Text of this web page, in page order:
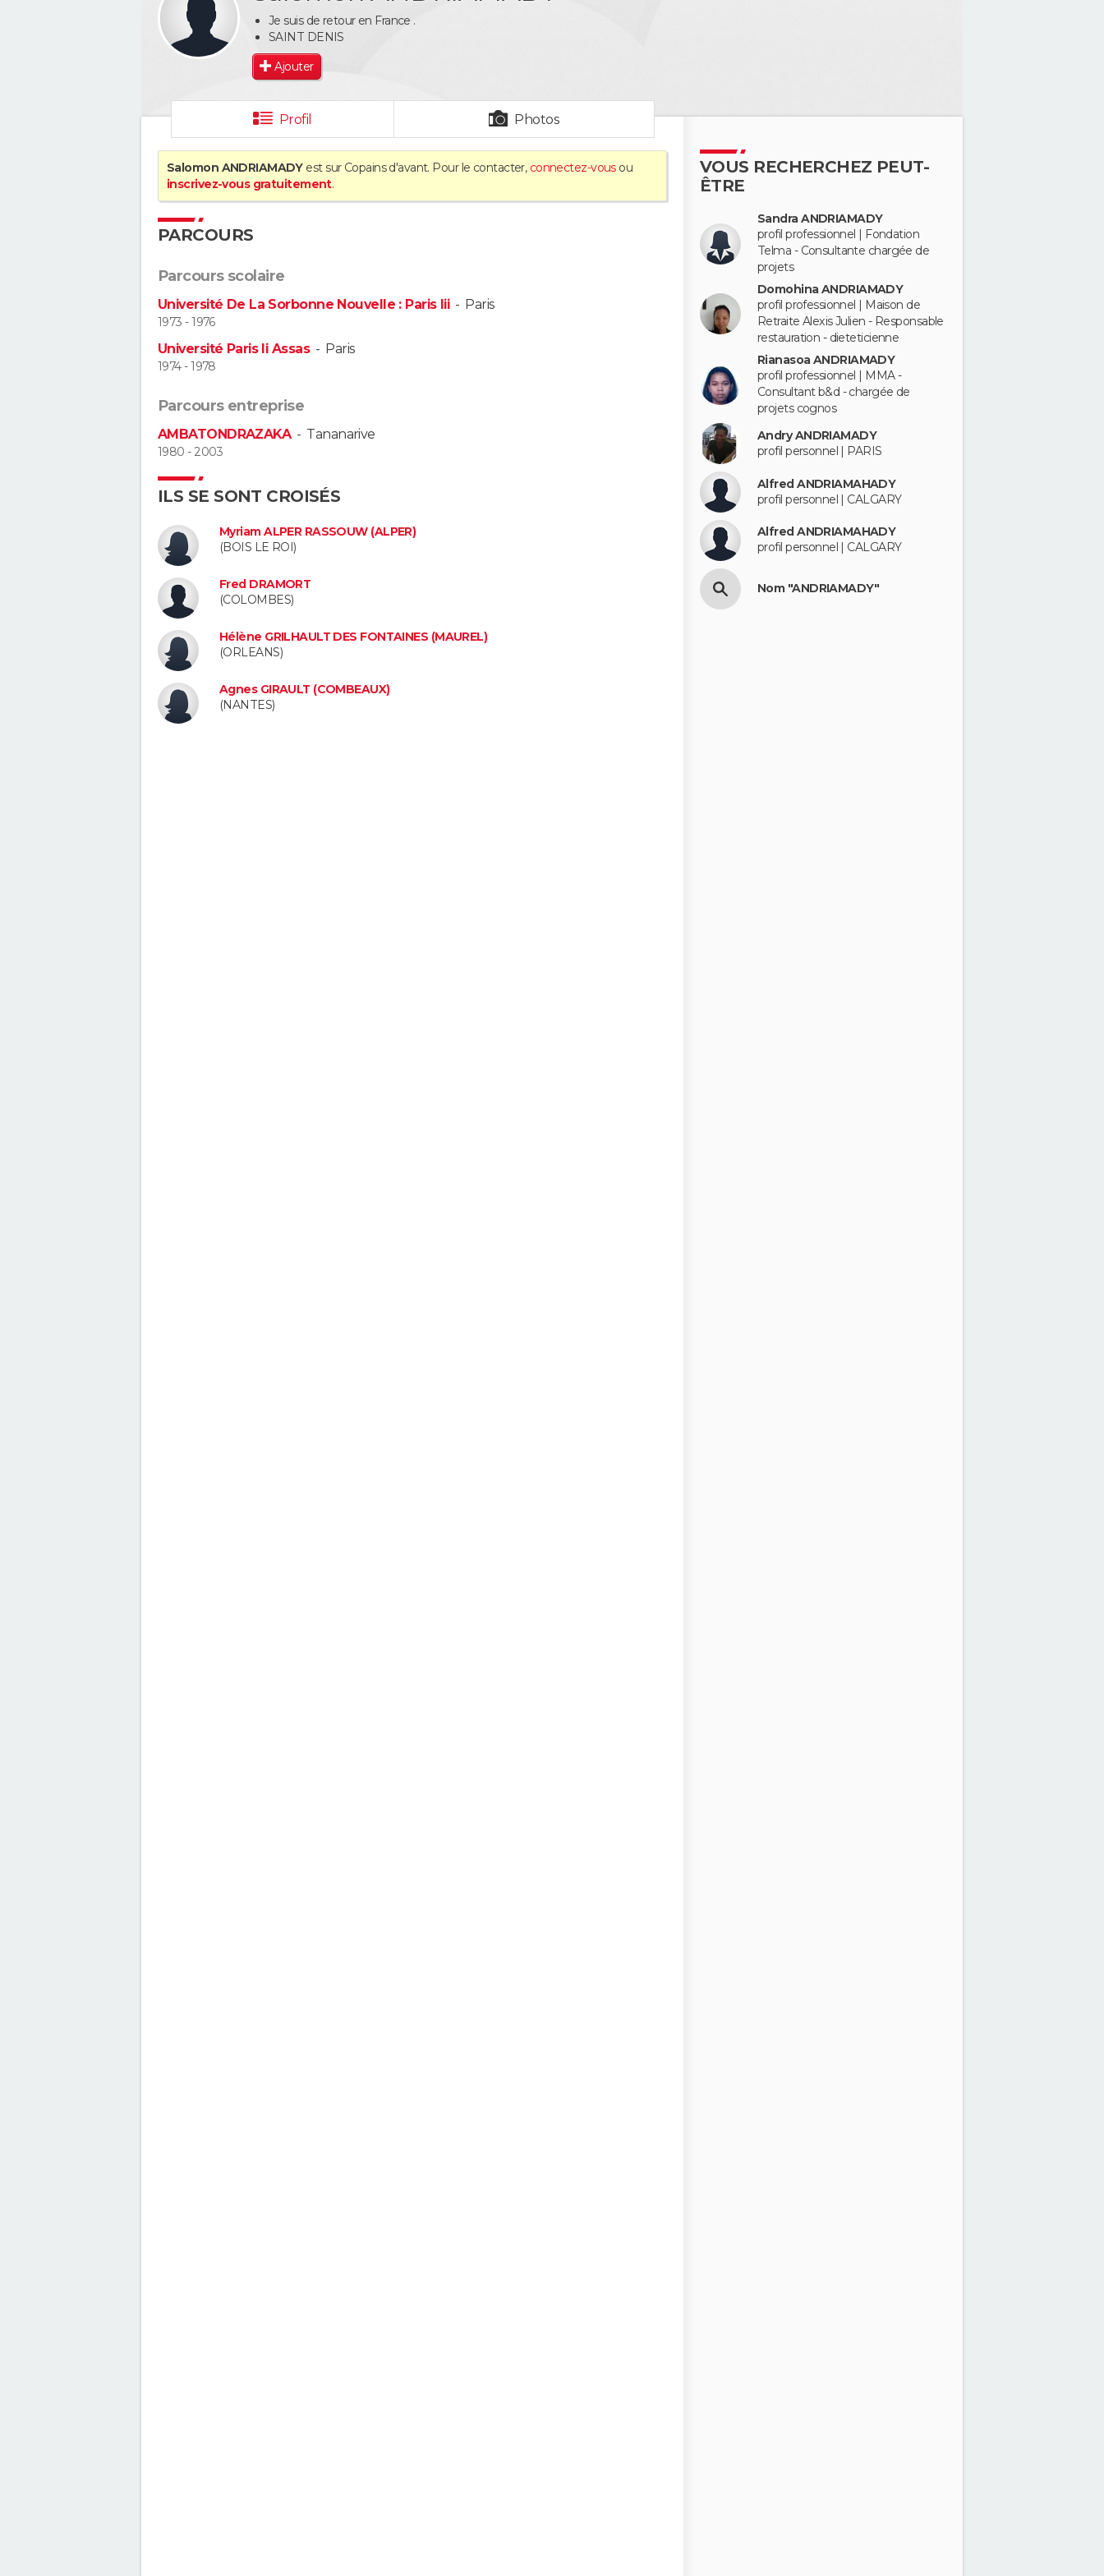
Je suis de retour en France .
SAINT DENIS
Ajouter
Profil Photos
Salomon ANDRIAMADYest sur Copains d'avant. Pour le contacter, connectez-vousou
inscrivez-vous gratuitement.
PARCOURS
Parcours scolaire
Université De La Sorbonne Nouvelle : Paris Iii- Paris
1973 - 1976
Université Paris Ii Assas- Paris
1974 - 1978
Parcours entreprise
AMBATONDRAZAKA- Tananarive
1980 - 2003
ILS SE SONT CROISÉS
Myriam ALPER RASSOUW (ALPER)
(BOIS LE ROI)
Fred DRAMORT
(COLOMBES)
Hélène GRILHAULT DES FONTAINES (MAUREL)
(ORLEANS)
Agnes GIRAULT (COMBEAUX)
(NANTES)
VOUS RECHERCHEZ PEUT-
ÊTRE
Sandra ANDRIAMADY
profil professionnel | Fondation
Telma - Consultante chargée de
projets
Domohina ANDRIAMADY
profil professionnel | Maison de
Retraite Alexis Julien - Responsable
restauration - dieteticienne
Rianasoa ANDRIAMADY
profil professionnel | MMA -
Consultant b&d - chargée de
projets cognos
Andry ANDRIAMADY
profil personnel | PARIS
Alfred ANDRIAMAHADY
profil personnel | CALGARY
Alfred ANDRIAMAHADY
profil personnel | CALGARY
Nom "ANDRIAMADY"